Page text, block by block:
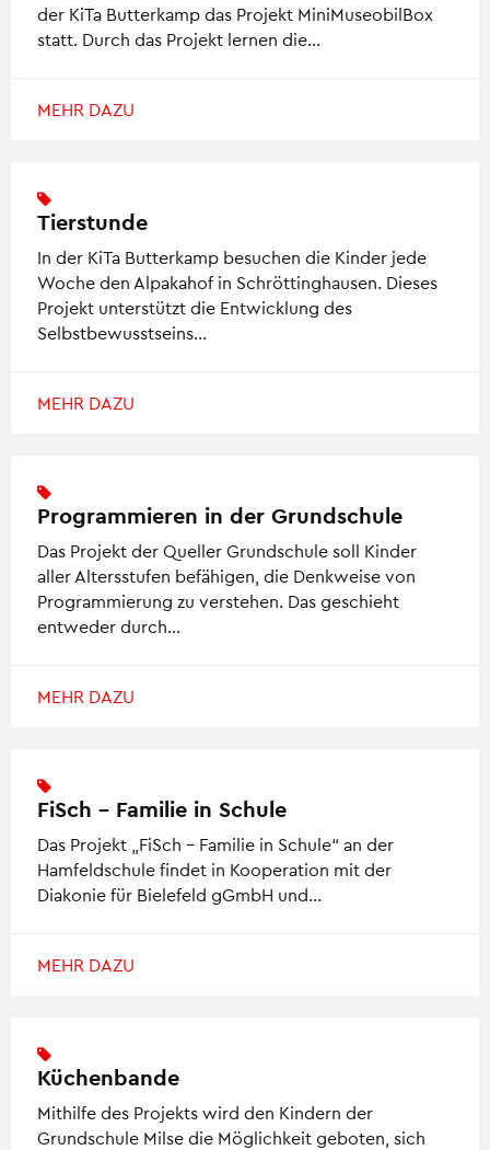
der KiTa Butterkamp das Projekt MiniMuseobilBox
statt. Durch das Projekt lernen die…
MEHR DAZU
Tierstunde
In der KiTa Butterkamp besuchen die Kinder jede
Woche den Alpakahof in Schröttinghausen. Dieses
Projekt unterstützt die Entwicklung des
Selbstbewusstseins…
MEHR DAZU
Programmieren in der Grundschule
Das Projekt der Queller Grundschule soll Kinder
aller Altersstufen befähigen, die Denkweise von
Programmierung zu verstehen. Das geschieht
entweder durch…
MEHR DAZU
FiSch – Familie in Schule
Das Projekt „FiSch – Familie in Schule“ an der
Hamfeldschule findet in Kooperation mit der
Diakonie für Bielefeld gGmbH und…
MEHR DAZU
Küchenbande
Mithilfe des Projekts wird den Kindern der
Grundschule Milse die Möglichkeit geboten, sich